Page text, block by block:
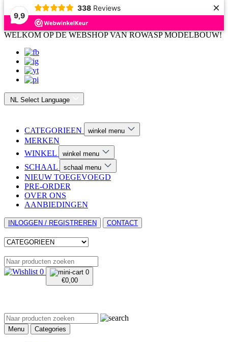
9,9
338 Reviews ×
WELKOM OP DE WEBSHOP VAN ROWASP MODELBOUW!
NL Select Language
CATEGORIEEN winkel menu
MERKEN
WINKEL
winkel menu
SCHAAL schaal menu
NIEUW TOEGEVOEGD
PRE-ORDER
OVER ONS
AANBIEDINGEN
INLOGGEN / REGISTREREN CONTACT
0
0
€0,00
Menu Categories